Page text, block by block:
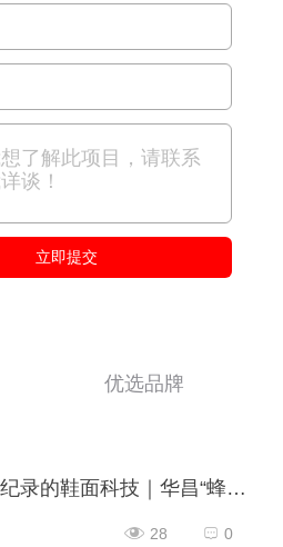
立即提交
优选品牌
创造“百公里破6”世界纪录的鞋面科技｜华昌“蜂鸟翼网纱”定义极致轻量
0
28